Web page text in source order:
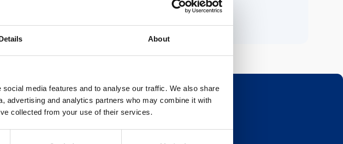
About
media features and to analyse our traffic. We also share
advertising and analytics partners who may combine it with
collected from your use of their services.
e Insights Newsletter